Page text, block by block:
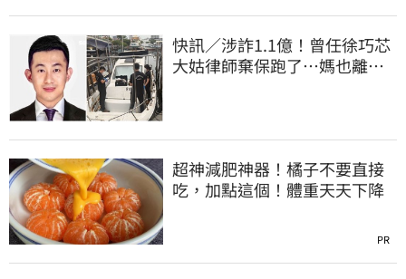
快訊／涉詐1.1億！曾任徐巧芯
大姑律師棄保跑了…媽也離
超神減肥神器！橘子不要直接
吃，加點這個！體重天天下降
PR